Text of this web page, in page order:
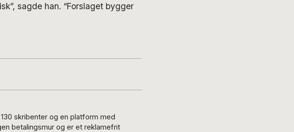
sagde han. “Forslaget bygger
skribenter og en platform med
betalingsmur og er et reklamefrit